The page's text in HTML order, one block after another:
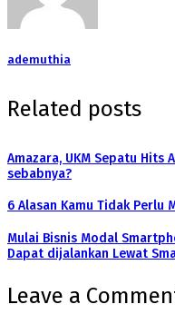
ademuthia
Related posts
Amazara, UKM Sepatu Hits
sebabnya?
6 Alasan Kamu Tidak Perlu
Mulai Bisnis Modal
Dapat dijalankan Lewat
Leave a